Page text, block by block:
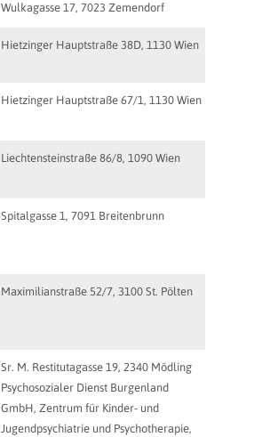
Wulkagasse 17, 7023 Zemendorf
Hietzinger Hauptstraße 38D, 1130 Wien
Hietzinger Hauptstraße 67/1, 1130 Wien
Liechtensteinstraße 86/8, 1090 Wien
Spitalgasse 1, 7091 Breitenbrunn
Maximilianstraße 52/7, 3100 St. Pölten
Sr. M. Restitutagasse 19, 2340 Mödling
Psychosozialer Dienst Burgenland
GmbH, Zentrum für Kinder- und
Jugendpsychiatrie und Psychotherapie,